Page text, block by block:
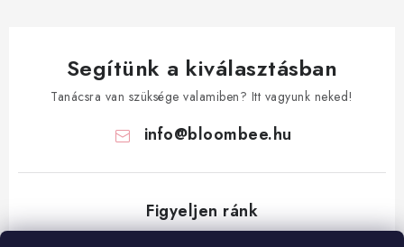
Segítünk a kiválasztásban
Tanácsra van szüksége valamiben? Itt vagyunk neked!
info@bloombee.hu